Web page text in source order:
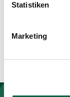
Statistiken
Marketing